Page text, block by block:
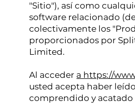
"Sitio"), así como
software relacionado
colectivamente los
proporcionados por
Limited.
Al acceder a https://
usted acepta haber
comprendido y acatado